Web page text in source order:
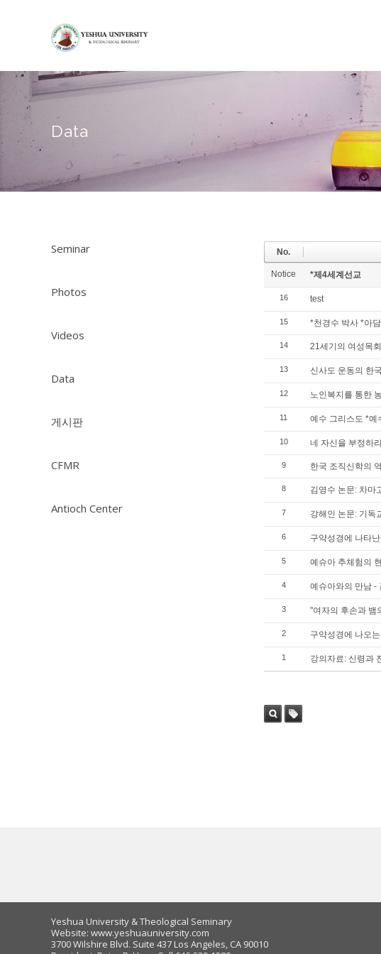
Data
Seminar
Photos
Videos
Data
게시판
CFMR
Antioch Center
No.
Notice *제4세계선교
16 test
15 *천경수 박사 *아
14 21세기의 여성목
13 신사도 운동의 한
12 노인복지를 통한
11 예수 그리스도 *예
10 네 자신을 부정하
9 한국 조직신학의
8 김영수 논문: 차마
7 강해인 논문: 기독
6 구약성경에 나타
5 예슈아 추체험의
4 예슈아와의 만남 -
3 "여자의 후손과 뱀
2 구약성경에 나오
1 강의자료: 신령과
Yeshua University & Theological Seminary
Website: www.yeshuauniversity.com
3700 Wilshire Blvd. Suite 437 Los Angeles, CA 90010